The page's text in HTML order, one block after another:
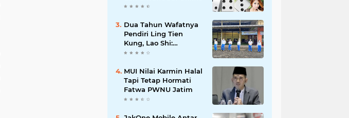
Dua Tahun Wafatnya
Pendiri Ling Tien
Kung, Lao Shi:
Amanah Harus Kita
MUI Nilai Karmin Halal
Tapi Tetap Hormati
Fatwa PWNU Jatim